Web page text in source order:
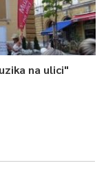
ove promjene.
reforme koje
kako
na ulici"